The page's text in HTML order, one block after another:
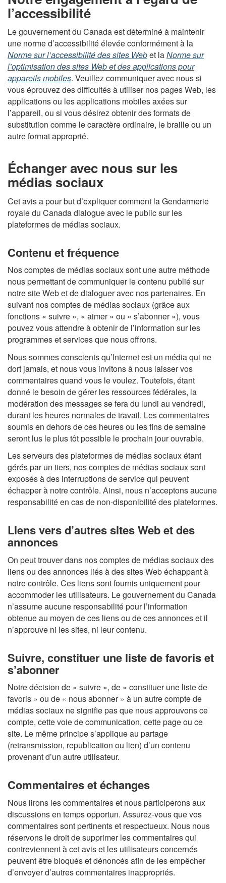
l’accessibilité
Le gouvernement du Canada est déterminé à maintenir
une norme d’accessibilité élevée conformément à la
Norme sur l’accessibilité des sites Webet laNorme sur
l’optimisation des sites Web et des applications pour
appareils mobiles. Veuillez communiquer avec nous si
vous éprouvez des difficultés à utiliser nos pages Web, les
applications ou les applications mobiles axées sur
l’appareil, ou si vous désirez obtenir des formats de
substitution comme le caractère ordinaire, le braille ou un
autre format approprié.
Échanger avec nous sur les
médias sociaux
Cet avis a pour but d’expliquer comment la Gendarmerie
royale du Canada dialogue avec le public sur les
plateformes de médias sociaux.
Contenu et fréquence
Nos comptes de médias sociaux sont une autre méthode
nous permettant de communiquer le contenu publié sur
notre site Web et de dialoguer avec nos partenaires. En
suivant nos comptes de médias sociaux (grâce aux
fonctions « suivre », « aimer » ou « s’abonner »), vous
pouvez vous attendre à obtenir de l’information sur les
programmes et services que nous offrons.
Nous sommes conscients qu’Internet est un média qui ne
dort jamais, et nous vous invitons à nous laisser vos
commentaires quand vous le voulez. Toutefois, étant
donné le besoin de gérer les ressources fédérales, la
modération des messages se fera du lundi au vendredi,
durant les heures normales de travail. Les commentaires
soumis en dehors de ces heures ou les fins de semaine
seront lus le plus tôt possible le prochain jour ouvrable.
Les serveurs des plateformes de médias sociaux étant
gérés par un tiers, nos comptes de médias sociaux sont
exposés à des interruptions de service qui peuvent
échapper à notre contrôle. Ainsi, nous n’acceptons aucune
responsabilité en cas de non-disponibilité des plateformes.
Liens vers d’autres sites Web et des
annonces
On peut trouver dans nos comptes de médias sociaux des
liens ou des annonces liés à des sites Web échappant à
notre contrôle. Ces liens sont fournis uniquement pour
accommoder les utilisateurs. Le gouvernement du Canada
n’assume aucune responsabilité pour l’information
obtenue au moyen de ces liens ou de ces annonces et il
n’approuve ni les sites, ni leur contenu.
Suivre, constituer une liste de favoris et
s’abonner
Notre décision de « suivre », de « constituer une liste de
favoris » ou de « nous abonner » à un autre compte de
médias sociaux ne signifie pas que nous approuvons ce
compte, cette voie de communication, cette page ou ce
site. Le même principe s’applique au partage
(retransmission, republication ou lien) d’un contenu
provenant d’un autre utilisateur.
Commentaires et échanges
Nous lirons les commentaires et nous participerons aux
discussions en temps opportun. Assurez-vous que vos
commentaires sont pertinents et respectueux. Nous nous
réservons le droit de supprimer les commentaires qui
contreviennent à cet avis et les utilisateurs concernés
peuvent être bloqués et dénoncés afin de les empêcher
d’envoyer d’autres commentaires inappropriés.